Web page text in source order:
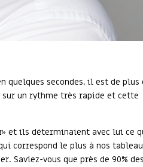
quelques secondes, il est de plus
un rythme très rapide et cette
» et ils déterminaient avec lui ce
correspond le plus à nos
Saviez-vous que près de 90% des